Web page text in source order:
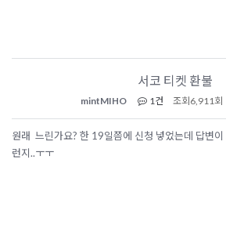
서코 티켓 환불
mintMIHO 1건 조회 6,911회
원래 느린가요? 한 19일쯤에 신청 넣었는데 답변이
런지..ㅜㅜ